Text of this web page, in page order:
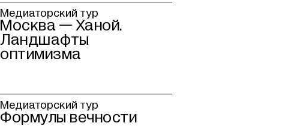
Медиаторский тур
Москва — Ханой.
Ландшафты
оптимизма
Медиаторский тур
Формулы вечности